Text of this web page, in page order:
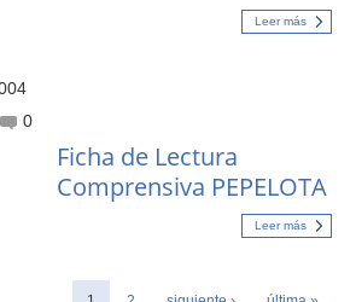
Leer más
0
Ficha de Lectura
Comprensiva PEPELOTA
Leer más